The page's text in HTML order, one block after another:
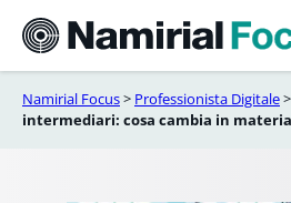
contenuto
Namirial Focus> Professionista Digitale>
intermediari: cosa cambia in